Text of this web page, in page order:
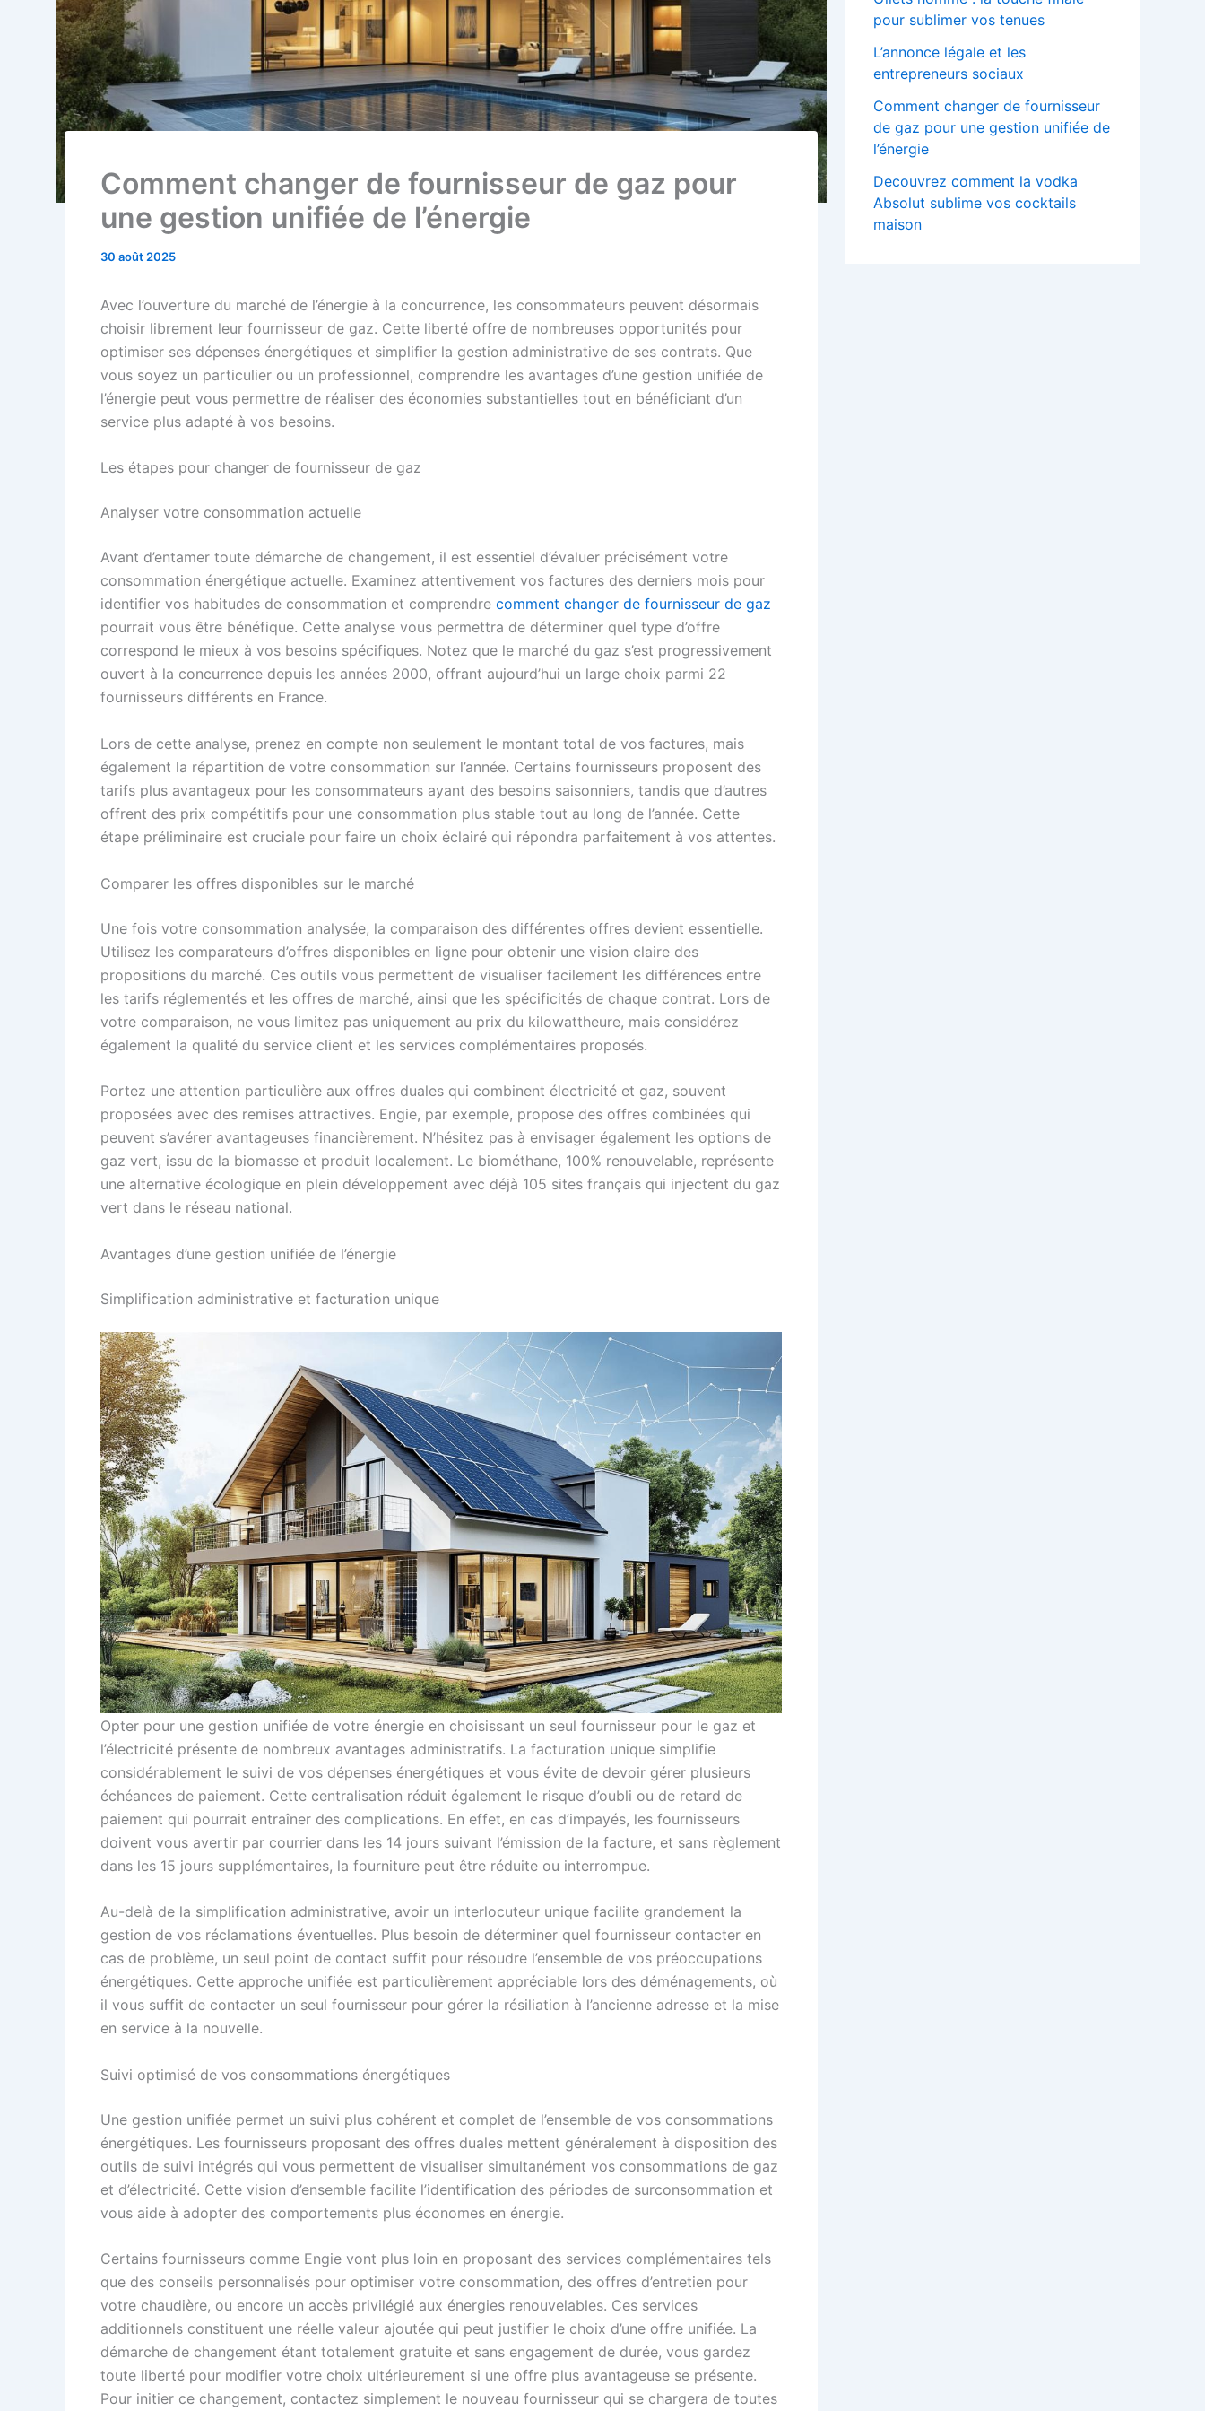
Comment changer de fournisseur de gaz pour
une gestion unifiée de l’énergie
30 août 2025
Avec l’ouverture du marché de l’énergie à la concurrence, les consommateurs peuvent désormais
choisir librement leur fournisseur de gaz. Cette liberté offre de nombreuses opportunités pour
optimiser ses dépenses énergétiques et simplifier la gestion administrative de ses contrats. Que
vous soyez un particulier ou un professionnel, comprendre les avantages d’une gestion unifiée de
l’énergie peut vous permettre de réaliser des économies substantielles tout en bénéficiant d’un
service plus adapté à vos besoins.
Les étapes pour changer de fournisseur de gaz
Analyser votre consommation actuelle
Avant d’entamer toute démarche de changement, il est essentiel d’évaluer précisément votre
consommation énergétique actuelle. Examinez attentivement vos factures des derniers mois pour
identifier vos habitudes de consommation et comprendre comment changer de fournisseur de gaz
pourrait vous être bénéfique. Cette analyse vous permettra de déterminer quel type d’offre
correspond le mieux à vos besoins spécifiques. Notez que le marché du gaz s’est progressivement
ouvert à la concurrence depuis les années 2000, offrant aujourd’hui un large choix parmi 22
fournisseurs différents en France.
Lors de cette analyse, prenez en compte non seulement le montant total de vos factures, mais
également la répartition de votre consommation sur l’année. Certains fournisseurs proposent des
tarifs plus avantageux pour les consommateurs ayant des besoins saisonniers, tandis que d’autres
offrent des prix compétitifs pour une consommation plus stable tout au long de l’année. Cette
étape préliminaire est cruciale pour faire un choix éclairé qui répondra parfaitement à vos attentes.
Comparer les offres disponibles sur le marché
Une fois votre consommation analysée, la comparaison des différentes offres devient essentielle.
Utilisez les comparateurs d’offres disponibles en ligne pour obtenir une vision claire des
propositions du marché. Ces outils vous permettent de visualiser facilement les différences entre
les tarifs réglementés et les offres de marché, ainsi que les spécificités de chaque contrat. Lors de
votre comparaison, ne vous limitez pas uniquement au prix du kilowattheure, mais considérez
également la qualité du service client et les services complémentaires proposés.
Portez une attention particulière aux offres duales qui combinent électricité et gaz, souvent
proposées avec des remises attractives. Engie, par exemple, propose des offres combinées qui
peuvent s’avérer avantageuses financièrement. N’hésitez pas à envisager également les options de
gaz vert, issu de la biomasse et produit localement. Le biométhane, 100% renouvelable, représente
une alternative écologique en plein développement avec déjà 105 sites français qui injectent du gaz
vert dans le réseau national.
Avantages d’une gestion unifiée de l’énergie
Simplification administrative et facturation unique
Opter pour une gestion unifiée de votre énergie en choisissant un seul fournisseur pour le gaz et
l’électricité présente de nombreux avantages administratifs. La facturation unique simplifie
considérablement le suivi de vos dépenses énergétiques et vous évite de devoir gérer plusieurs
échéances de paiement. Cette centralisation réduit également le risque d’oubli ou de retard de
paiement qui pourrait entraîner des complications. En effet, en cas d’impayés, les fournisseurs
doivent vous avertir par courrier dans les 14 jours suivant l’émission de la facture, et sans règlement
dans les 15 jours supplémentaires, la fourniture peut être réduite ou interrompue.
Au-delà de la simplification administrative, avoir un interlocuteur unique facilite grandement la
gestion de vos réclamations éventuelles. Plus besoin de déterminer quel fournisseur contacter en
cas de problème, un seul point de contact suffit pour résoudre l’ensemble de vos préoccupations
énergétiques. Cette approche unifiée est particulièrement appréciable lors des déménagements, où
il vous suffit de contacter un seul fournisseur pour gérer la résiliation à l’ancienne adresse et la mise
en service à la nouvelle.
Suivi optimisé de vos consommations énergétiques
Une gestion unifiée permet un suivi plus cohérent et complet de l’ensemble de vos consommations
énergétiques. Les fournisseurs proposant des offres duales mettent généralement à disposition des
outils de suivi intégrés qui vous permettent de visualiser simultanément vos consommations de gaz
et d’électricité. Cette vision d’ensemble facilite l’identification des périodes de surconsommation et
vous aide à adopter des comportements plus économes en énergie.
Certains fournisseurs comme Engie vont plus loin en proposant des services complémentaires tels
que des conseils personnalisés pour optimiser votre consommation, des offres d’entretien pour
votre chaudière, ou encore un accès privilégié aux énergies renouvelables. Ces services
additionnels constituent une réelle valeur ajoutée qui peut justifier le choix d’une offre unifiée. La
démarche de changement étant totalement gratuite et sans engagement de durée, vous gardez
toute liberté pour modifier votre choix ultérieurement si une offre plus avantageuse se présente.
Pour initier ce changement, contactez simplement le nouveau fournisseur qui se chargera de toutes
pour sublimer vos tenues
L’annonce légale et les
entrepreneurs sociaux
Comment changer de fournisseur
de gaz pour une gestion unifiée de
l’énergie
Decouvrez comment la vodka
Absolut sublime vos cocktails
maison